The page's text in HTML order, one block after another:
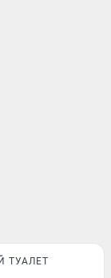
ТУАЛЕТ